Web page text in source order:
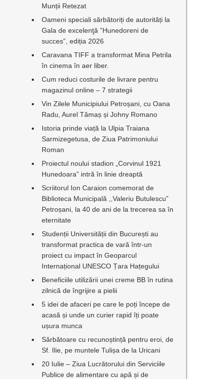
Munții Retezat
Oameni speciali sărbătoriți de autorități la
Gala de excelenţă ”Hunedoreni de
succes”, ediția 2026
Caravana TIFF a transformat Mina Petrila
în cinema în aer liber.
Cum reduci costurile de livrare pentru
magazinul online – 7 strategii
Vin Zilele Municipiului Petroșani, cu Oana
Radu, Aurel Tămaș și Johny Romano
Istoria prinde viață la Ulpia Traiana
Sarmizegetusa, de Ziua Patrimoniului
Roman
Proiectul noului stadion „Corvinul 1921
Hunedoara” intră în linie dreaptă
Scriitorul Ion Caraion comemorat de
Biblioteca Municipală ,,Valeriu Butulescu”
Petroșani, la 40 de ani de la trecerea sa în
eternitate
Studenții Universității din București au
transformat practica de vară într-un
proiect cu impact în Geoparcul
Internațional UNESCO Țara Hațegului
Beneficiile utilizării unei creme BB în rutina
zilnică de îngrijire a pielii
5 idei de afaceri pe care le poți începe de
acasă și unde un curier rapid îți poate
ușura munca
Sărbătoare cu recunoștință pentru eroi, de
Sf. Ilie, pe muntele Tulișa de la Uricani
20 Iulie – Ziua Lucrătorului din Serviciile
Publice de alimentare cu apă și de